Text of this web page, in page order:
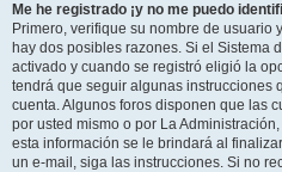
Me he registrado ¡y no me puedo
Primero, verifique su nombre de usuario
hay dos posibles razones. Si el Sistema
activado y cuando se registró eligió la
tendrá que seguir algunas instrucciones
cuenta. Algunos foros disponen que las
por usted mismo o por La
esta información se le brindará al
un e-mail, siga las instrucciones. Si no